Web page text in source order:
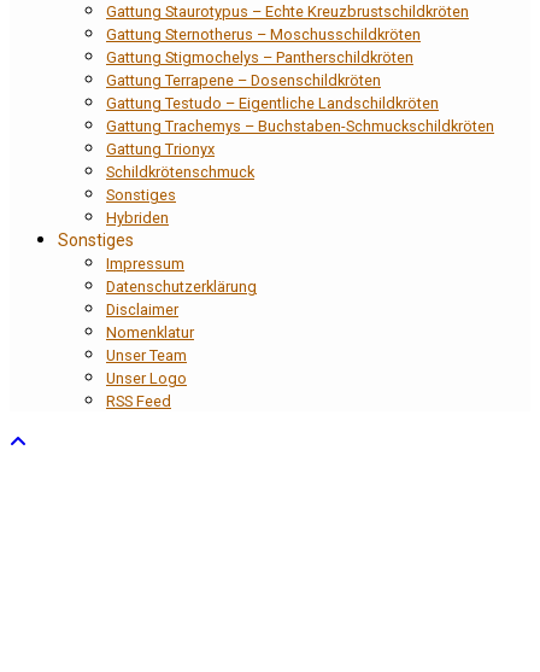
Gattung Staurotypus – Echte Kreuzbrustschildkröten
Gattung Sternotherus – Moschusschildkröten
Gattung Stigmochelys – Pantherschildkröten
Gattung Terrapene – Dosenschildkröten
Gattung Testudo – Eigentliche Landschildkröten
Gattung Trachemys – Buchstaben-Schmuckschildkröten
Gattung Trionyx
Schildkrötenschmuck
Sonstiges
Hybriden
Sonstiges
Impressum
Datenschutzerklärung
Disclaimer
Nomenklatur
Unser Team
Unser Logo
RSS Feed